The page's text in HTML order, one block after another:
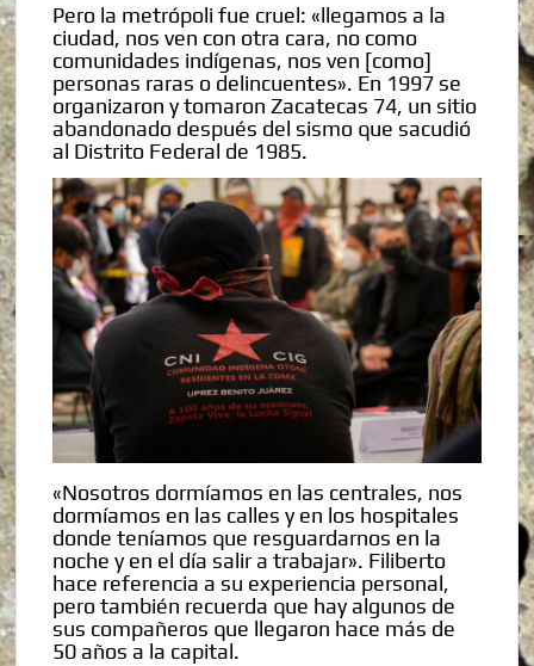
Pero la metrópoli fue cruel: «llegamos a la
ciudad, nos ven con otra cara, no como
comunidades indígenas, nos ven [como]
personas raras o delincuentes». En 1997 se
organizaron y tomaron Zacatecas 74, un sitio
abandonado después del sismo que sacudió
al Distrito Federal de 1985.
«Nosotros dormíamos en las centrales, nos
dormíamos en las calles y en los hospitales
donde teníamos que resguardarnos en la
noche y en el día salir a trabajar». Filiberto
hace referencia a su experiencia personal,
pero también recuerda que hay algunos de
sus compañeros que llegaron hace más de
50 años a la capital.